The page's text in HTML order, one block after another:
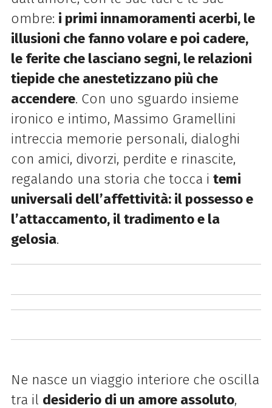
ombre: i primi innamoramenti acerbi, le
illusioni che fanno volare e poi cadere,
le ferite che lasciano segni, le relazioni
tiepide che anestetizzano più che
accendere. Con uno sguardo insieme
ironico e intimo, Massimo Gramellini
intreccia memorie personali, dialoghi
con amici, divorzi, perdite e rinascite,
regalando una storia che tocca i temi
universali dell’affettività: il possesso e
l’attaccamento, il tradimento e la
gelosia.
Ne nasce un viaggio interiore che oscilla
tra il desiderio di un amore assoluto,